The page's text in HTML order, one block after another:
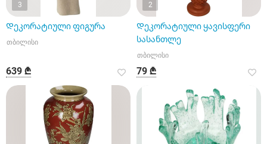
3
Დეკორატიული ფიგურა
თბილისი
639 ₾
2
Დეკორატიული ყავისფერი
სასანთლე
თბილისი
79 ₾